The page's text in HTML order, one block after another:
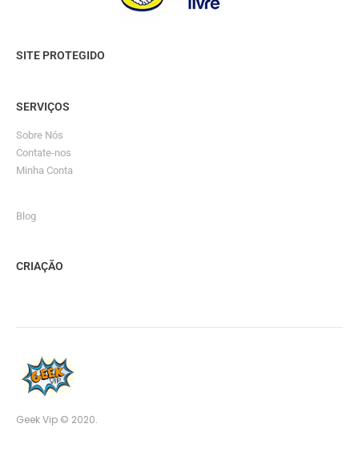
SITE PROTEGIDO
SERVIÇOS
Sobre Nós
Contate-nos
Minha Conta
Blog
CRIAÇÃO
Geek Vip © 2020.